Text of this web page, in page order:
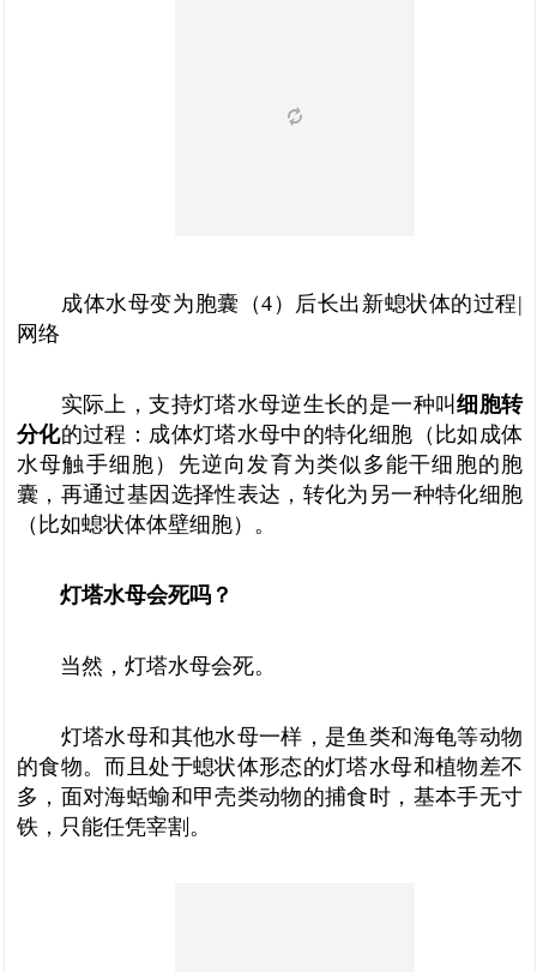
成体水母变为胞囊（4）后长出新螅状体的过程|
网络
实际上，支持灯塔水母逆生长的是一种叫细胞转
分化的过程：成体灯塔水母中的特化细胞（比如成体
水母触手细胞）先逆向发育为类似多能干细胞的胞
囊，再通过基因选择性表达，转化为另一种特化细胞
（比如螅状体体壁细胞）。
灯塔水母会死吗？
当然，灯塔水母会死。
灯塔水母和其他水母一样，是鱼类和海龟等动物
的食物。而且处于螅状体形态的灯塔水母和植物差不
多，面对海蛞蝓和甲壳类动物的捕食时，基本手无寸
铁，只能任凭宰割。